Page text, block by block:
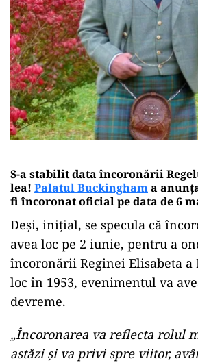
S-a stabilit data încoronării
lea! Palatul Buckinghama
fi încoronat oficial pe data de 6
Deși, inițial, se specula că
avea loc pe 2 iunie, pentru a
încoronării Reginei Elisabeta a
loc în 1953, evenimentul va
devreme.
„Încoronarea va reflecta rolul
astăzi și va privi spre viitor,